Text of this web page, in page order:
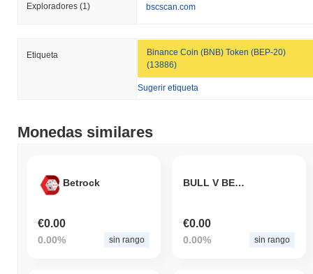
Exploradores (1) bscscan.com
Etiqueta
Binance Coin (BNB) Token (BEP-20)
(13886)
Sugerir etiqueta
Monedas similares
Betrock
€0.00
0.00% sin rango
BULL V BEAR
€0.00
0.00% sin rango